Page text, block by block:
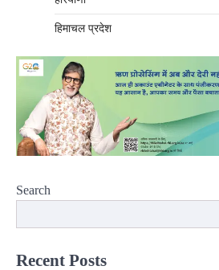
हिमाचल प्रदेश
Search
Recent Posts